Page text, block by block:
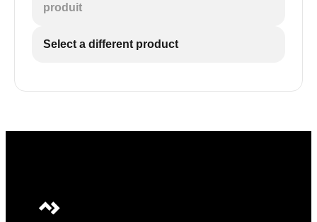
produit
Select a different product